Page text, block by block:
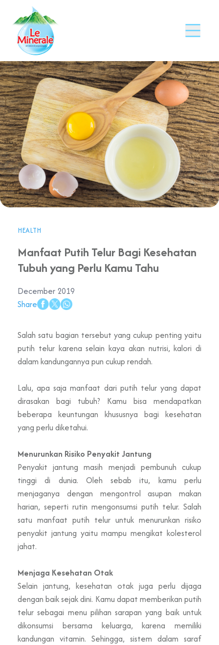
HEALTH
Manfaat Putih Telur Bagi Kesehatan
Tubuh yang Perlu Kamu Tahu
December 2019
Share
Salah satu bagian tersebut yang cukup penting yaitu
putih telur karena selain kaya akan nutrisi, kalori di
dalam kandungannya pun cukup rendah.
Lalu, apa saja manfaat dari putih telur yang dapat
dirasakan bagi tubuh? Kamu bisa mendapatkan
beberapa keuntungan khususnya bagi kesehatan
yang perlu diketahui.
Menurunkan Risiko Penyakit Jantung
Penyakit jantung masih menjadi pembunuh cukup
tinggi di dunia. Oleh sebab itu, kamu perlu
menjaganya dengan mengontrol asupan makan
harian, seperti rutin mengonsumsi putih telur. Salah
satu manfaat putih telur untuk menurunkan risiko
penyakit jantung yaitu mampu mengikat kolesterol
jahat.
Menjaga Kesehatan Otak
Selain jantung, kesehatan otak juga perlu dijaga
dengan baik sejak dini. Kamu dapat memberikan putih
telur sebagai menu pilihan sarapan yang baik untuk
dikonsumsi bersama keluarga, karena memiliki
kandungan vitamin. Sehingga, sistem dalam saraf